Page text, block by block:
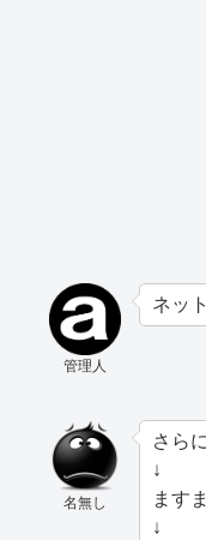
管理人
ネッ
名無し
さら
↓
ます
↓